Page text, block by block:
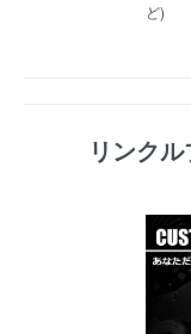
ど)
リンク